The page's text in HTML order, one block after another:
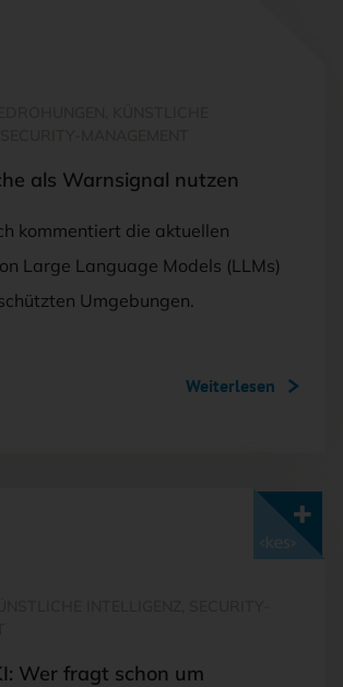
als Warnsignal nutzen
kommentiert die aktuellen
Large Language Models (LLMs)
Umgebungen.
Weiterlesen
Wer fragt schon um